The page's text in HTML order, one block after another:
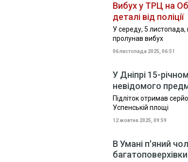
Вибух у ТРЦ на
деталі від поліції
У середу, 5
пролунав вибух
06 листопада 2025, 06:51
У Дніпрі 15-
невідомого
Підліток отримав
Успенській площі
12 жовтня 2025, 09:59
В Умані п'яний
багатоповерхівки